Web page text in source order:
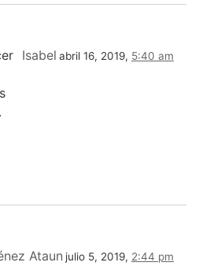
Isabel abril 16, 2019, 5:40 am
Ataun julio 5, 2019, 2:44 pm